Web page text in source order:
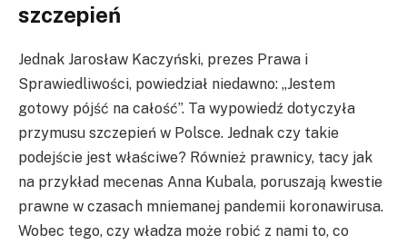
szczepień
Jednak Jarosław Kaczyński, prezes Prawa i
Sprawiedliwości, powiedział niedawno: „Jestem
gotowy pójść na całość”. Ta wypowiedź dotyczyła
przymusu szczepień w Polsce. Jednak czy takie
podejście jest właściwe? Również prawnicy, tacy jak
na przykład mecenas Anna Kubala, poruszają kwestie
prawne w czasach mniemanej pandemii koronawirusa.
Wobec tego, czy władza może robić z nami to, co